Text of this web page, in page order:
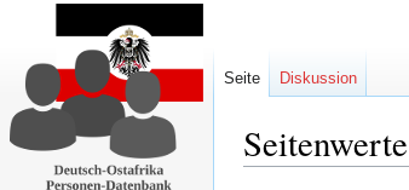
Seite Diskussion